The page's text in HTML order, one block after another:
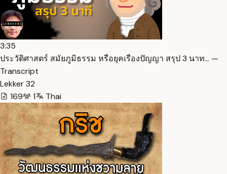
3:35
ประวัติศาสตร์ สมัยภูมิธรรม หรือยุคเรืองปัญญา สรุป 3 นาท… —
Transcript
Lekker 32
169
1 Thai